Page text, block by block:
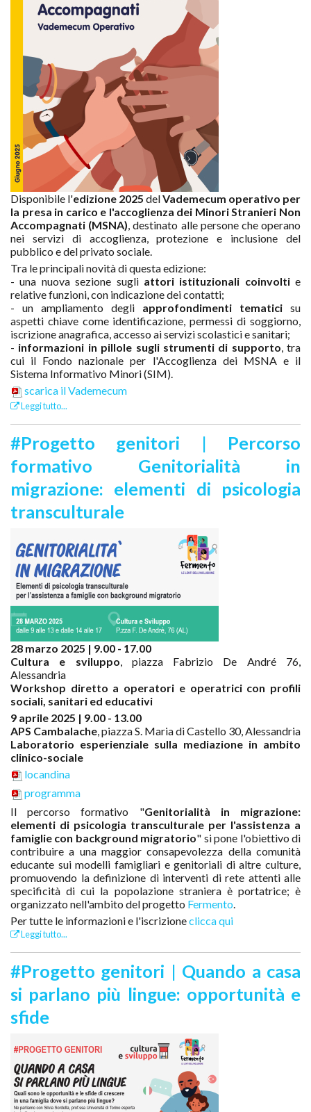
Disponibile l'edizione 2025 delVademecum operativo per
la presa in carico e l'accoglienza dei Minori Stranieri Non
Accompagnati (MSNA) , destinato alle persone che operano
nei servizi di accoglienza, protezione e inclusione del
pubblico e del privato sociale.
Tra le principali novità di questa edizione:
- una nuova sezione sugli attori istituzionali coinvoltie
relative funzioni, con indicazione dei contatti;
- un ampliamento degli approfondimenti tematici su
aspetti chiave come identificazione, permessi di soggiorno,
iscrizione anagrafica, accesso ai servizi scolastici e sanitari;
- informazioni in pillole sugli strumenti di supporto , tra
cui il Fondo nazionale per l'Accoglienza dei MSNA e il
Sistema Informativo Minori (SIM).
scarica il Vademecum
Leggi tutto...
#Progetto genitori | Percorso
formativo Genitorialità in
migrazione: elementi di psicologia
transculturale
28 marzo 2025 | 9.00 - 17.00
Cultura e sviluppo , piazza Fabrizio De André 76,
Alessandria
Workshop diretto a operatori e operatrici con profili
sociali, sanitari ed educativi
9 aprile 2025 | 9.00 - 13.00
APS Cambalache , piazza S. Maria di Castello 30, Alessandria
Laboratorio esperienziale sulla mediazione in ambito
clinico-sociale
locandina
programma
Il percorso formativo "Genitorialità in migrazione:
elementi di psicologia transculturale per l'assistenza a
famiglie con background migratorio" si pone l'obiettivo di
contribuire a una maggior consapevolezza della comunità
educante sui modelli famigliari e genitoriali di altre culture,
promuovendo la definizione di interventi di rete attenti alle
specificità di cui la popolazione straniera è portatrice; è
organizzato nell'ambito del progetto Fermento
Per tutte le informazioni e l'iscrizioneclicca qui
Leggi tutto...
#Progetto genitori | Quando a casa
si parlano più lingue: opportunità e
sfide